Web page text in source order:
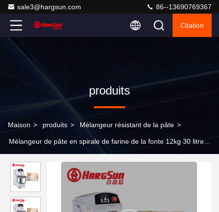
sale3@hargsun.com 86--13690769367
Citation
produits
Maison > produits > Mélangeur résistant de la pâte >
Mélangeur de pâte en spirale de farine de la fonte 12kg 30 litres